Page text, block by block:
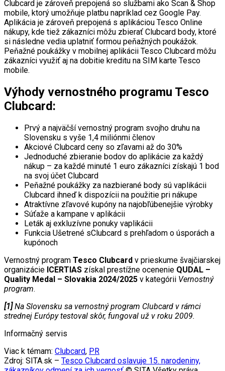
Clubcard je zároveň prepojená so službami ako Scan & Shop
mobile, ktorý umožňuje platbu napríklad cez Google Pay.
Aplikácia je zároveň prepojená s aplikáciou Tesco Online
nákupy, kde tiež zákazníci môžu zbierať Clubcard body, ktoré
si následne vedia uplatniť formou peňažných poukážok.
Peňažné poukážky v mobilnej aplikácii Tesco Clubcard môžu
zákazníci využiť aj na dobitie kreditu na SIM karte Tesco
mobile.
Výhody vernostného programu Tesco
Clubcard:
Prvý a najväčší vernostný program svojho druhu na
Slovensku s vyše 1,4 miliónmi členov
Akciové Clubcard ceny so zľavami až do 30%
Jednoduché zbieranie bodov do aplikácie za každý
nákup – za každé minuté 1 euro zákazníci získajú 1 bod
na svoj účet Clubcard
Peňažné poukážky za nazbierané body sú vaplikácii
Clubcard ihneď k dispozícii na použitie pri nákupe
Atraktívne zľavové kupóny na najobľúbenejšie výrobky
Súťaže a kampane v aplikácii
Leták aj exkluzívne ponuky vaplikácii
Funkcia Ušetrené sClubcard s prehľadom o úsporách a
kupónoch
Vernostný program Tesco Clubcard v prieskume švajčiarskej
organizácie ICERTIAS získal prestížne ocenenie QUDAL –
Quality Medal – Slovakia 2024/2025 v kategórii Vernostný
program.
[1] Na Slovensku sa vernostný program Clubcard v rámci
strednej Európy testoval skôr, fungoval už v roku 2009.
Informačný servis
Viac k témam: Clubcard, PR
Zdroj: SITA.sk – Tesco Clubcard oslavuje 15. narodeniny,